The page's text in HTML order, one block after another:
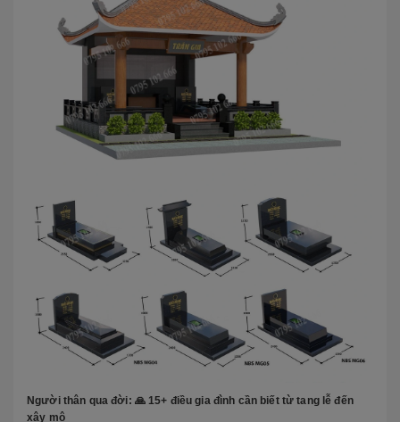
Người thân qua đời: 🙏 15+ điều gia đình cần biết từ tang lễ đến
xây mộ